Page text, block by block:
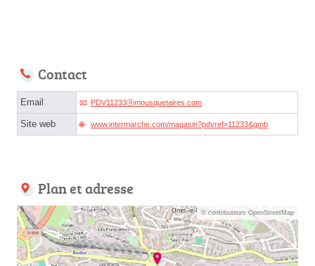
Contact
Email PDV11233ⓐmousquetaires.com
Site web www.intermarche.com/magasin?pdvref=11233&gmb
Plan et adresse
© contributeurs OpenStreetMap